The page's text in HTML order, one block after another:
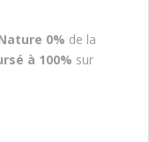
0% de la
à 100% sur